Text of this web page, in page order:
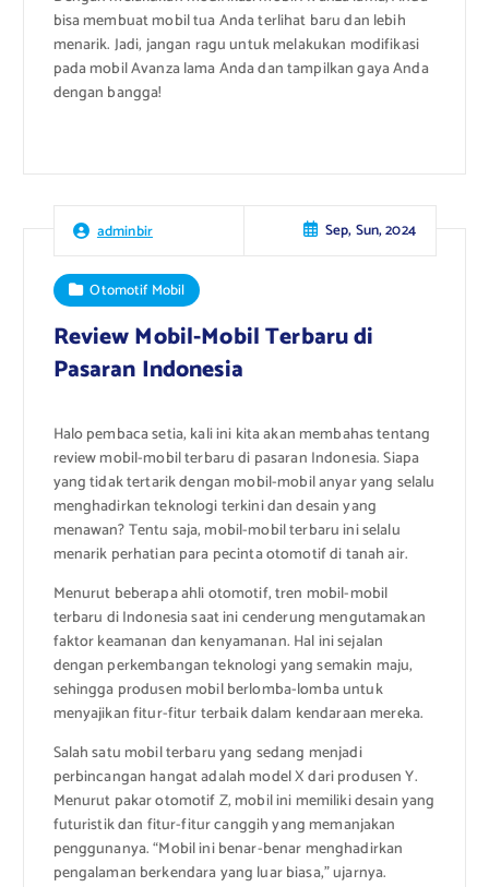
bisa membuat mobil tua Anda terlihat baru dan lebih
menarik. Jadi, jangan ragu untuk melakukan modifikasi
pada mobil Avanza lama Anda dan tampilkan gaya Anda
dengan bangga!
adminbir Sep, Sun, 2024
Otomotif Mobil
Review Mobil-Mobil Terbaru di
Pasaran Indonesia
Halo pembaca setia, kali ini kita akan membahas tentang
review mobil-mobil terbaru di pasaran Indonesia. Siapa
yang tidak tertarik dengan mobil-mobil anyar yang selalu
menghadirkan teknologi terkini dan desain yang
menawan? Tentu saja, mobil-mobil terbaru ini selalu
menarik perhatian para pecinta otomotif di tanah air.
Menurut beberapa ahli otomotif, tren mobil-mobil
terbaru di Indonesia saat ini cenderung mengutamakan
faktor keamanan dan kenyamanan. Hal ini sejalan
dengan perkembangan teknologi yang semakin maju,
sehingga produsen mobil berlomba-lomba untuk
menyajikan fitur-fitur terbaik dalam kendaraan mereka.
Salah satu mobil terbaru yang sedang menjadi
perbincangan hangat adalah model X dari produsen Y.
Menurut pakar otomotif Z, mobil ini memiliki desain yang
futuristik dan fitur-fitur canggih yang memanjakan
penggunanya. “Mobil ini benar-benar menghadirkan
pengalaman berkendara yang luar biasa,” ujarnya.